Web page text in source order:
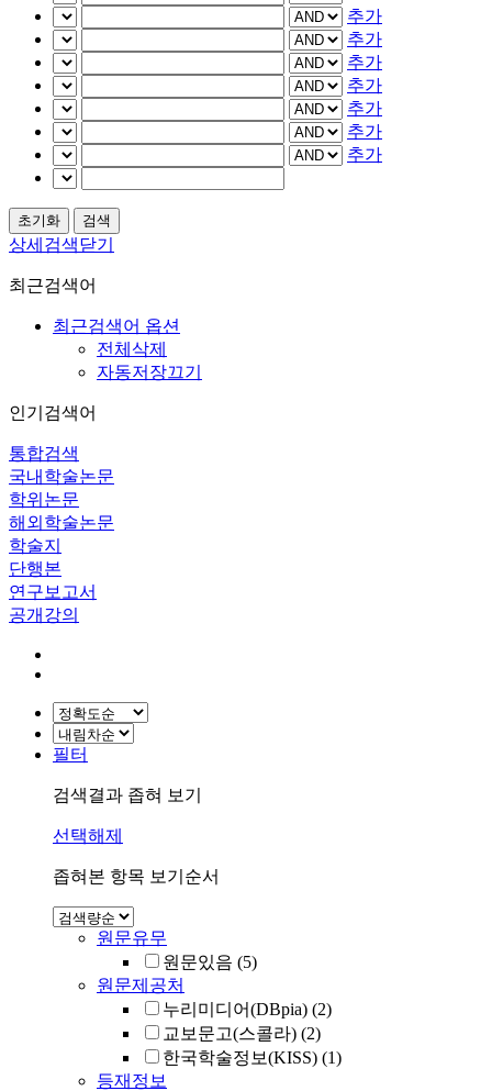
추가
추가
추가
추가
추가
추가
추가
상세검색닫기
최근검색어
최근검색어 옵션
전체삭제
자동저장끄기
인기검색어
통합검색
국내학술논문
학위논문
해외학술논문
학술지
단행본
연구보고서
공개강의
필터
검색결과 좁혀 보기
선택해제
좁혀본 항목 보기순서
원문유무
원문있음 (5)
원문제공처
누리미디어(DBpia) (2)
교보문고(스콜라) (2)
한국학술정보(KISS) (1)
등재정보